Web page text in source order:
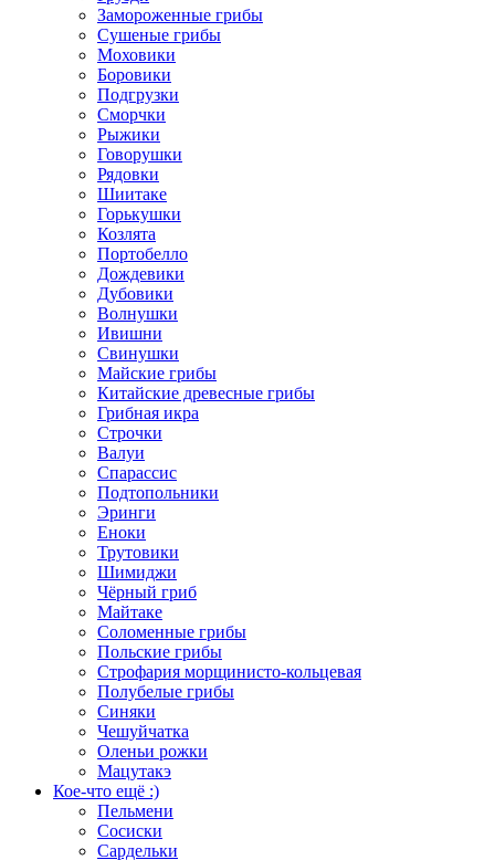
Замороженные грибы
Сушеные грибы
Моховики
Боровики
Подгрузки
Сморчки
Рыжики
Говорушки
Рядовки
Шиитаке
Горькушки
Козлята
Портобелло
Дождевики
Дубовики
Волнушки
Ивишни
Свинушки
Майские грибы
Китайские древесные грибы
Грибная икра
Строчки
Валуи
Спарассис
Подтопольники
Эринги
Еноки
Трутовики
Шимиджи
Чёрный гриб
Майтаке
Соломенные грибы
Польские грибы
Строфария морщинисто-кольцевая
Полубелые грибы
Синяки
Чешуйчатка
Оленьи рожки
Мацутакэ
Кое-что ещё :)
Пельмени
Сосиски
Сардельки